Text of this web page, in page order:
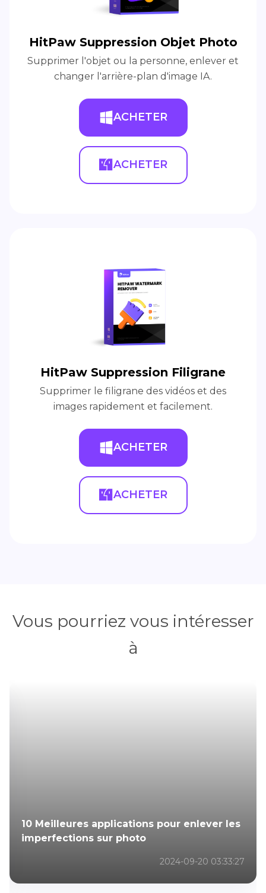
HitPaw Suppression Objet Photo
Supprimer l'objet ou la personne, enlever et
changer l'arrière-plan d'image IA.
ACHETER
ACHETER
HitPaw Suppression Filigrane
Supprimer le filigrane des vidéos et des
images rapidement et facilement.
ACHETER
ACHETER
Vous pourriez vous intéresser
à
10 Meilleures applications pour enlever les
imperfections sur photo
2024-09-20 03:33:27